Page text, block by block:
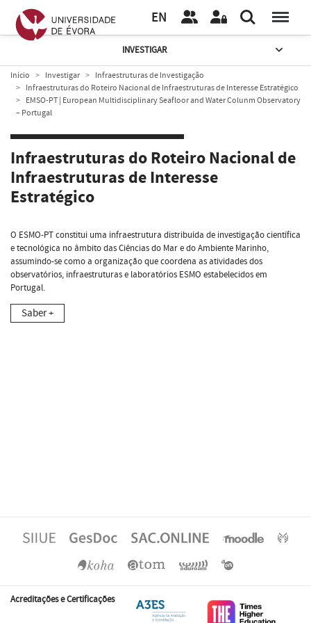
EN
INVESTIGAR
Início Investigar
Infraestruturas de Investigação
Infraestruturas do Roteiro Nacional de Infraestruturas de Interesse Estratégico
EMSO-PT | European Multidisciplinary Seafloor and Water Colunm Observatory
– Portugal
Infraestruturas do Roteiro Nacional de
Infraestruturas de Interesse
Estratégico
O ESMO-PT constitui uma infraestrutura distribuída de investigação científica
e tecnológica no âmbito das Ciências do Mar e do Ambiente Marinho,
assumindo-se como a organização que coordena as atividades dos
observatórios, infraestruturas e laboratórios ESMO estabelecidos em
Portugal.
Saber +
Acreditações e Certificações